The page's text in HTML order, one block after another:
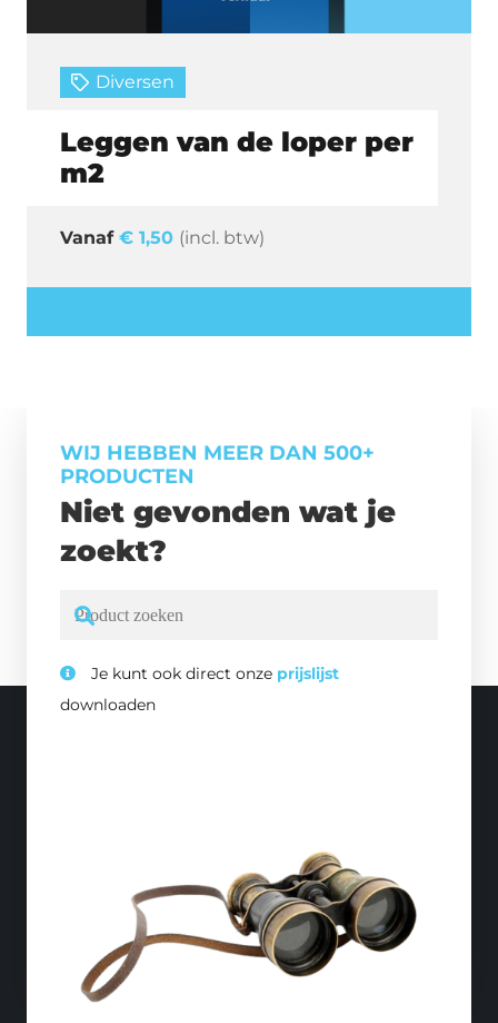
Diversen
Leggen van de loper per
m2
€ 1,50 (incl. btw)
WIJ HEBBEN MEER DAN 500+
PRODUCTEN
Niet gevonden wat je
zoekt?
Je kunt ook direct onze prijslijst
downloaden